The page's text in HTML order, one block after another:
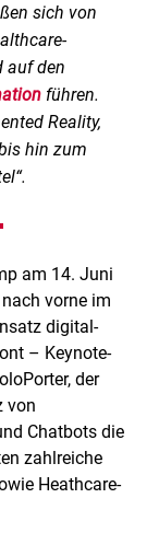
sich von
auf den
führen.
Reality,
hin zum
am 14. Juni
vorne im
digital-
– Keynote-
der
von
Chatbots die
zahlreiche
Heathcare-